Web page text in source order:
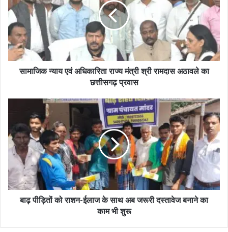
सामाजिक न्याय एवं अधिकारिता राज्य मंत्री श्री रामदास अठावले का
छत्तीसगढ़ प्रवास
बाढ़ पीड़ितों को राशन-ईलाज के साथ अब जरूरी दस्तावेज बनाने का
काम भी शुरू